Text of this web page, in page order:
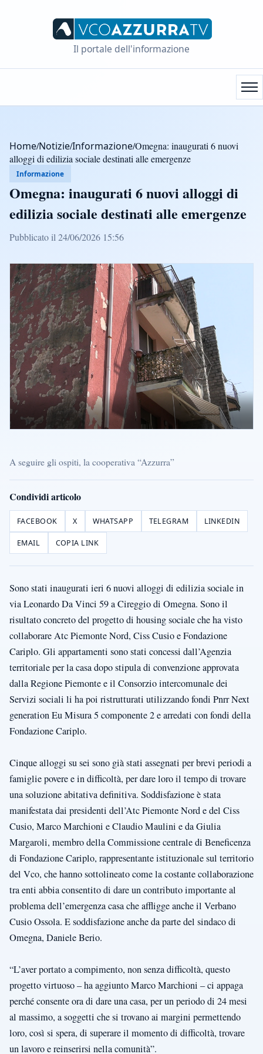
Il portale dell'informazione
Home/Notizie/Informazione/Omegna: inaugurati 6 nuovi
alloggi di edilizia sociale destinati alle emergenze
Informazione
Omegna: inaugurati 6 nuovi alloggi di
edilizia sociale destinati alle emergenze
Pubblicato il 24/06/2026 15:56
A seguire gli ospiti, la cooperativa “Azzurra”
Condividi articolo
FACEBOOK X WHATSAPP TELEGRAM LINKEDIN
EMAIL COPIA LINK
Sono stati inaugurati ieri 6 nuovi alloggi di edilizia sociale in
via Leonardo Da Vinci 59 a Cireggio di Omegna. Sono il
risultato concreto del progetto di housing sociale che ha visto
collaborare Atc Piemonte Nord, Ciss Cusio e Fondazione
Cariplo. Gli appartamenti sono stati concessi dall’Agenzia
territoriale per la casa dopo stipula di convenzione approvata
dalla Regione Piemonte e il Consorzio intercomunale dei
Servizi sociali li ha poi ristrutturati utilizzando fondi Pnrr Next
generation Eu Misura 5 componente 2 e arredati con fondi della
Fondazione Cariplo.
Cinque alloggi su sei sono già stati assegnati per brevi periodi a
famiglie povere e in difficoltà, per dare loro il tempo di trovare
una soluzione abitativa definitiva. Soddisfazione è stata
manifestata dai presidenti dell’Atc Piemonte Nord e del Ciss
Cusio, Marco Marchioni e Claudio Maulini e da Giulia
Margaroli, membro della Commissione centrale di Beneficenza
di Fondazione Cariplo, rappresentante istituzionale sul territorio
del Vco, che hanno sottolineato come la costante collaborazione
tra enti abbia consentito di dare un contributo importante al
problema dell’emergenza casa che affligge anche il Verbano
Cusio Ossola. E soddisfazione anche da parte del sindaco di
Omegna, Daniele Berio.
“L’aver portato a compimento, non senza difficoltà, questo
progetto virtuoso – ha aggiunto Marco Marchioni – ci appaga
perché consente ora di dare una casa, per un periodo di 24 mesi
al massimo, a soggetti che si trovano ai margini permettendo
loro, così si spera, di superare il momento di difficoltà, trovare
un lavoro e reinserirsi nella comunità”.